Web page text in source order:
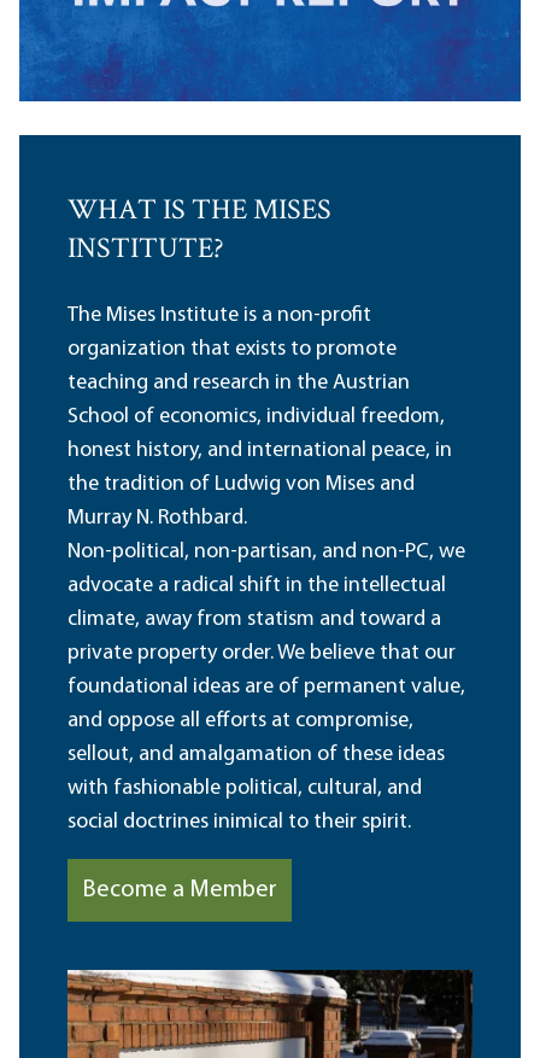
WHAT IS THE MISES
INSTITUTE?
The Mises Institute is a non-profit
organization that exists to promote
teaching and research in the Austrian
School of economics, individual freedom,
honest history, and international peace, in
the tradition of Ludwig von Mises and
Murray N. Rothbard.
Non-political, non-partisan, and non-PC, we
advocate a radical shift in the intellectual
climate, away from statism and toward a
private property order. We believe that our
foundational ideas are of permanent value,
and oppose all efforts at compromise,
sellout, and amalgamation of these ideas
with fashionable political, cultural, and
social doctrines inimical to their spirit.
Become a Member